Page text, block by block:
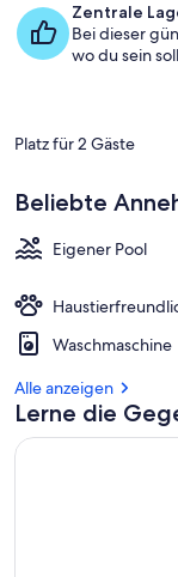
Zentrale
Bei dieser
wo du sein
Platz für 2 Gäste
Beliebte
Eigener Pool
Waschmaschine
Alle anzeigen
Lerne die